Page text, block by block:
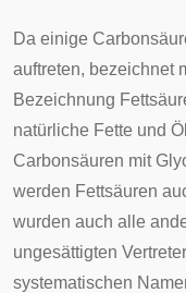
Da einige
auftreten, bezeichnet
Bezeichnung
natürliche Fette und
Carbonsäuren mit
werden Fettsäuren
wurden auch alle
ungesättigten
systematischen